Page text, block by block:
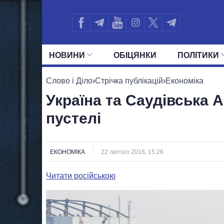
НОВИНИ ОБIЦЯНКИ ПОЛIТИКИ
УСІ ПОЛІТИКИ ПРЕЗИДЕНТ І ОФІС
Слово і Діло›Стрічка публікацій›Економіка
Україна та Саудівська
пустелі
ЕКОНОМІКА 22 лютого 2016, 15:26
Читати російською